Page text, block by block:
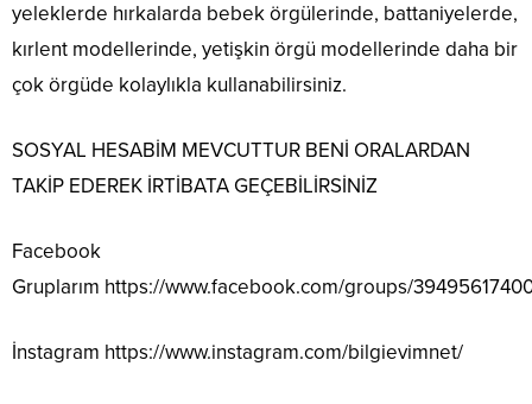
yeleklerde hırkalarda bebek örgülerinde, battaniyelerde,
kırlent modellerinde, yetişkin örgü modellerinde daha bir
çok örgüde kolaylıkla kullanabilirsiniz.
SOSYAL HESABİM MEVCUTTUR BENİ ORALARDAN
TAKİP EDEREK İRTİBATA GEÇEBİLİRSİNİZ
Facebook
Gruplarım https://www.facebook.com/groups/
İnstagram https://www.instagram.com/bilgievimnet/